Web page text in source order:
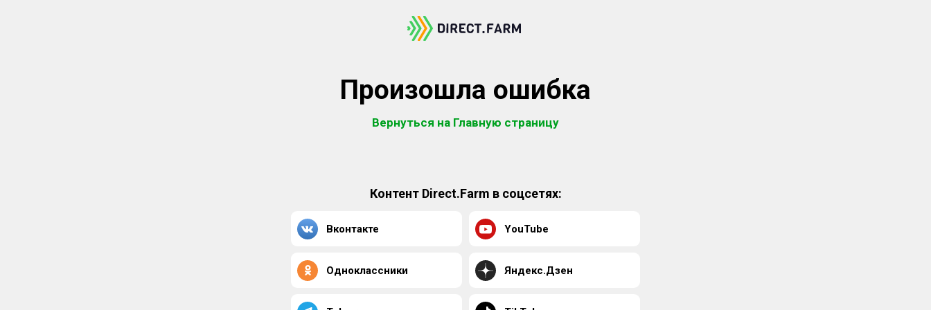
Произошла ошибка
Вернуться на Главную страницу
Контент Direct.Farm в соцсетях:
Вконтакте YouTube
Одноклассники Яндекс.Дзен